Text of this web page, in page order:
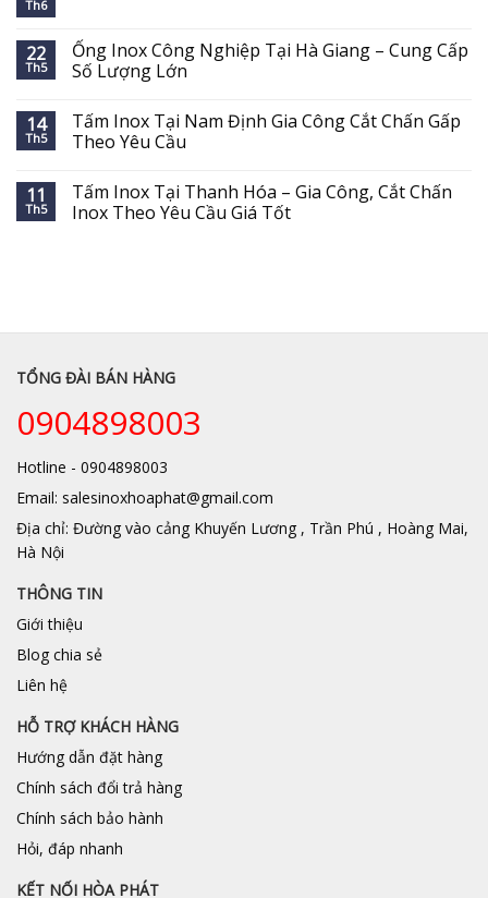
Th6
22
Th5
Ống Inox Công Nghiệp Tại Hà Giang – Cung Cấp
Số Lượng Lớn
14
Th5
Tấm Inox Tại Nam Định Gia Công Cắt Chấn Gấp
Theo Yêu Cầu
11
Th5
Tấm Inox Tại Thanh Hóa – Gia Công, Cắt Chấn
Inox Theo Yêu Cầu Giá Tốt
TỔNG ĐÀI BÁN HÀNG
0904898003
Hotline - 0904898003
Email: salesinoxhoaphat@gmail.com
Địa chỉ: Đường vào cảng Khuyến Lương , Trần Phú , Hoàng Mai,
Hà Nội
THÔNG TIN
Giới thiệu
Blog chia sẻ
Liên hệ
HỖ TRỢ KHÁCH HÀNG
Hướng dẫn đặt hàng
Chính sách đổi trả hàng
Chính sách bảo hành
Hỏi, đáp nhanh
KẾT NỐI HÒA PHÁT